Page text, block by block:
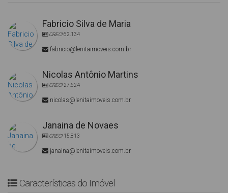
Fabricio Silva de Maria
CRECI62.134
fabricio@lenitaimoveis.com.br
Nicolas Antônio Martins
CRECI27.624
nicolas@lenitaimoveis.com.br
Janaina de Novaes
CRECI15.813
janaina@lenitaimoveis.com.br
Características do Imóvel